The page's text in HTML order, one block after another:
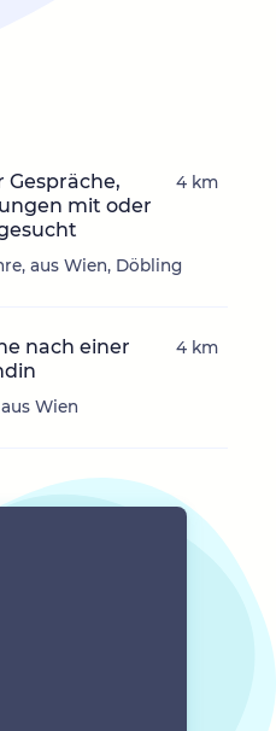
Gespräche,
mit oder
aus Wien, Döbling
4 km
nach einer
Wien
4 km